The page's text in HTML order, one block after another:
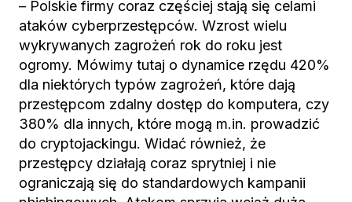
– Polskie firmy coraz częściej stają się celami
ataków cyberprzestępców. Wzrost wielu
wykrywanych zagrożeń rok do roku jest
ogromy. Mówimy tutaj o dynamice rzędu 420%
dla niektórych typów zagrożeń, które dają
przestępcom zdalny dostęp do komputera, czy
380% dla innych, które mogą m.in. prowadzić
do cryptojackingu. Widać również, że
przestępcy działają coraz sprytniej i nie
ograniczają się do standardowych kampanii